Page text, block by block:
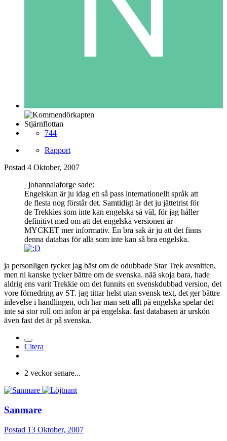
Stjärnflottan
744
Rapport
Postad 4 Oktober, 2007
johannalaforge sade:
Engelskan är ju idag ett så pass internationellt språk att
de flesta nog förstår det. Samtidigt är det ju jättetrist för
de Trekkies som inte kan engelska så väl, för jag håller
definitivt med om att det engelska versionen är
MYCKET mer informativ. En bra sak är ju att det finns
denna databas för alla som inte kan så bra engelska.
ja personligen tycker jag bäst om de odubbade Star Trek avsnitten,
men ni kanske tycker bättre om de svenska. nää skoja bara, hade
aldrig ens varit Trekkie om det funnits en svenskdubbad version, det
vore förnedring av ST. jag tittar helst utan svensk text, det ger bättre
inlevelse i handlingen, och har man sett allt på engelska spelar det
inte så stor roll om infon är på engelska. fast databasen är urskön
även fast det är på svenska.
Citera
2 veckor senare...
Sanmare
Postad 13 Oktober, 2007